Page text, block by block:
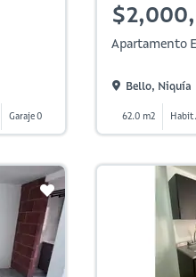
Garaje 0
Apartamento
Bello, Niquía
62.0 m2